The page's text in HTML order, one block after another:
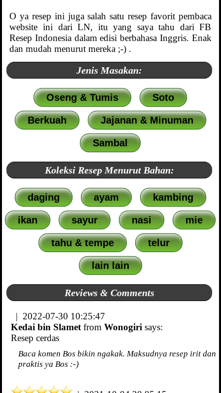
O ya resep ini juga salah satu resep favorit pembaca
website ini dari LN, itu yang saya tahu dari FB
Resep Indonesia dalam edisi berbahasa Inggris. Enak
dan mudah menurut mereka ;-) .
Jenis Masakan:
Oseng & Tumis Soto
Berkuah Jajanan & Minuman
Sambal
Koleksi Resep Menurut Bahan:
daging ayam kambing
ikan sayur nasi mie
tahu & tempe telur
lain lain
Reviews & Comments
| 2022-07-30 10:25:47
Kedai bin Slamet from Wonogiri says:
Resep cerdas
Baca komen Bos bikin ngakak. Maksudnya resep irit dan
praktis ya Bos :-)